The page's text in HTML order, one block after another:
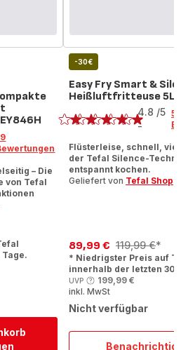
– Die
von Tefal
-30€
Easy Fry Smart &
Heißluftfritteuse 5L,
Bewertung
4.8 /5
-
54
Flüsterleise, schnell,
der Tefal Silence-
entspannt kochen.
Geliefert von Tefal Shop
Ermäßigter
Preis
89,99 €
Erstes
Angebot
119,99 €*
* Niedrigster Preis auf
innerhalb der letzten 30
UVP
199,99 €
inkl. MwSt
Nicht verfügbar